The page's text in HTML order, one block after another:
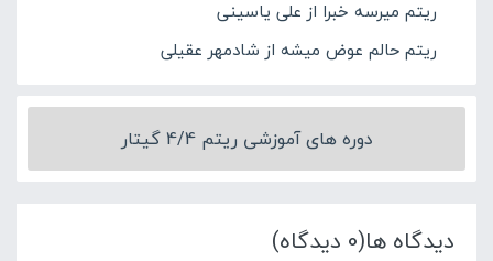
ریتم میرسه خبرا از علی یاسینی
ریتم حالم عوض میشه از شادمهر عقیلی
دوره های آموزشی ریتم 4/4 گیتار
دیدگاه ها(0 دیدگاه)